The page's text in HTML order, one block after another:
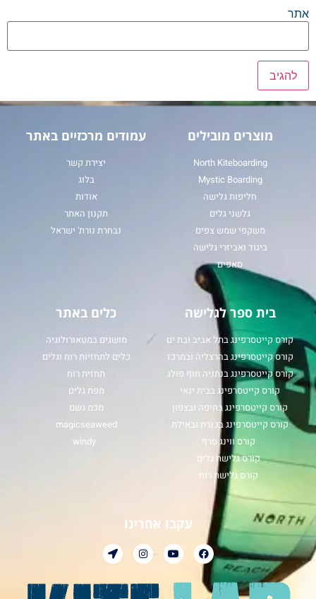
אתר
מוצרים מובילים
North Kiteboarding
Mystic Boarding
חליפות גלישה
גלשני גלים
משקפי שמש צפים
ביגוד ואביזרי גלישה
סאפים
עמודים מרכזיים באתר
יצירת קשר
בלוג
אודות
תקנון האתר
נבחרת נורת' ישראל
בית ספר לגלישה
קורס קייטסרפינג בתל אביב ובת ים
קורס קייטסרפינג בהרצליה ובמרכז
קורס קייטסרפינג בנתניה חוף פולג
קורס קייטסרפינג בבית ינאי
קורס קייטסרפינג בחיפה ובצפון
קורס קייטסרפינג בכנרת ובאילת
קורס ווינג סרף
קורס גלישת גלים
קורס גלישת רוח
כלים באתר
מושגים במטאורולוגיה
כלים לתחזיות רוח וגלים
תחזית רוח
מפת גלים
מכמ גשם
magicseaweed
windy
עקבו אחרינו